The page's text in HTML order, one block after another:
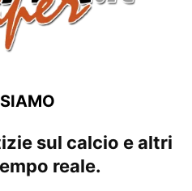
sul calcio e altri
reale.